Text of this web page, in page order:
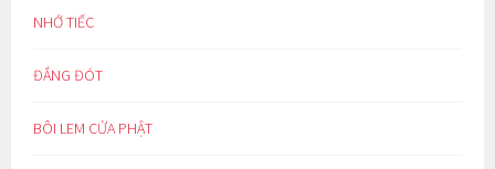
NHỚ TIẾC
ĐẮNG ĐÓT
BÔI LEM CỬA PHẬT